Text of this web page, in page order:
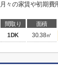
々の家賃や初期費
間取り 面積
1DK 30.38㎡